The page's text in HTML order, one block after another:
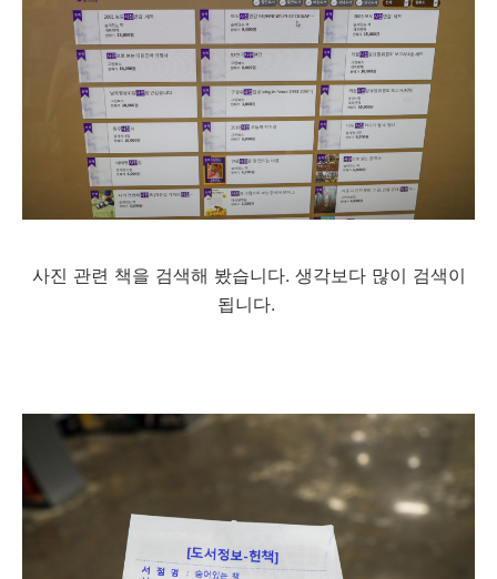
사진 관련 책을 검색해 봤습니다. 생각보다 많이 검색이
됩니다.